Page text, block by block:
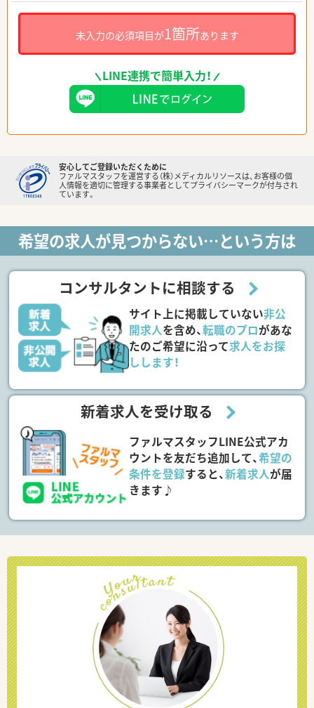
未入力の必須項目が1箇所あります
LINE連携で簡単入力！
安心してご登録いただくために
ファルマスタッフを運営する（株）メディカルリソースは、お客様の個
人情報を適切に管理する事業者としてプライバシーマークが付与され
ています。
希望の求人が見つからない…という方は
コンサルタントに相談する
サイト上に掲載していない非公
開求人を含め、転職のプロがあな
たのご希望に沿って求人をお探
しします！
新着求人を受け取る
ファルマスタッフLINE公式アカ
ウントを友だち追加して、希望の
条件を登録すると、新着求人が届
きます♪